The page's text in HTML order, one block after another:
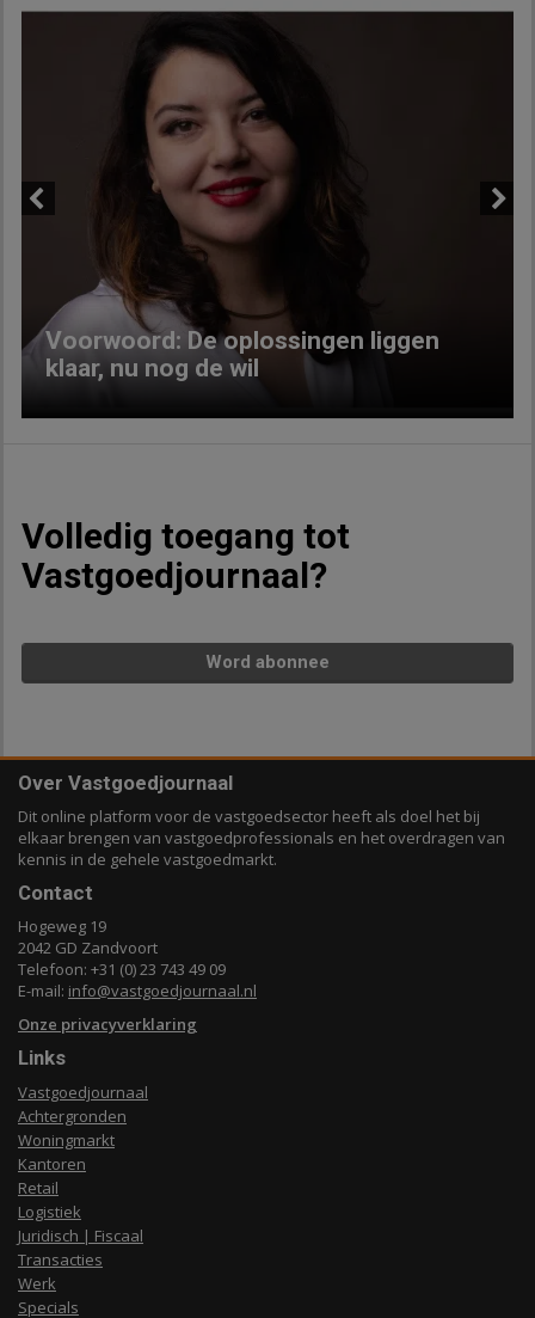
Voorwoord: De oplossingen liggen
klaar, nu nog de wil
Volledig toegang tot
Vastgoedjournaal?
Word abonnee
Over Vastgoedjournaal
Dit online platform voor de vastgoedsector heeft als doel het bij
elkaar brengen van vastgoedprofessionals en het overdragen van
kennis in de gehele vastgoedmarkt.
Contact
Hogeweg 19
2042 GD Zandvoort
Telefoon: +31 (0) 23 743 49 09
E-mail: info@vastgoedjournaal.nl
Onze privacyverklaring
Links
Vastgoedjournaal
Achtergronden
Woningmarkt
Kantoren
Retail
Logistiek
Juridisch | Fiscaal
Transacties
Werk
Specials